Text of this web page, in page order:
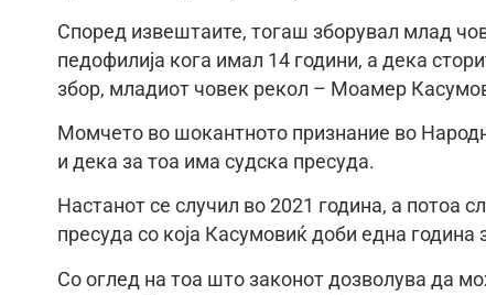
Според извештаите, тогаш зборувал млад
педофилија кога имал 14 години, а дека
збор, младиот човек рекол – Моамер
Момчето во шокантното признание во
и дека за тоа има судска пресуда.
Настанот се случил во 2021 година, а потоа
пресуда со која Касумовиќ доби една
Со оглед на тоа што законот дозволува да